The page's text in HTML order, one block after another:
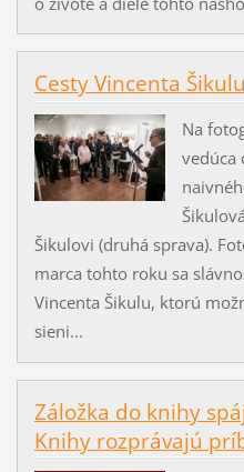
Cesty Vincenta
Na
vedúca
Šikulovi (druhá sprava).
marca tohto roku sa
Vincenta Šikulu, ktorú
sieni...
Záložka do knihy
Knihy rozprávajú